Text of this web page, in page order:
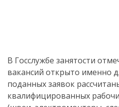
В Госслужбе занятости
вакансий открыто именно
поданных заявок
квалифицированных